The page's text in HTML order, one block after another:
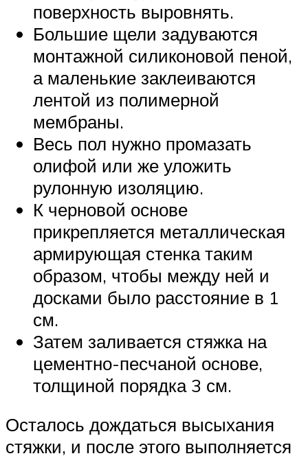
поверхность выровнять.
Большие щели задуваются
монтажной силиконовой пеной,
а маленькие заклеиваются
лентой из полимерной
мембраны.
Весь пол нужно промазать
олифой или же уложить
рулонную изоляцию.
К черновой основе
прикрепляется металлическая
армирующая стенка таким
образом, чтобы между ней и
досками было расстояние в 1
см.
Затем заливается стяжка на
цементно-песчаной основе,
толщиной порядка 3 см.
Осталось дождаться высыхания
стяжки, и после этого выполняется